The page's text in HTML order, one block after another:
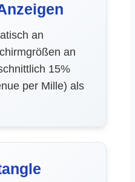
an
an
15%
per Mille) als